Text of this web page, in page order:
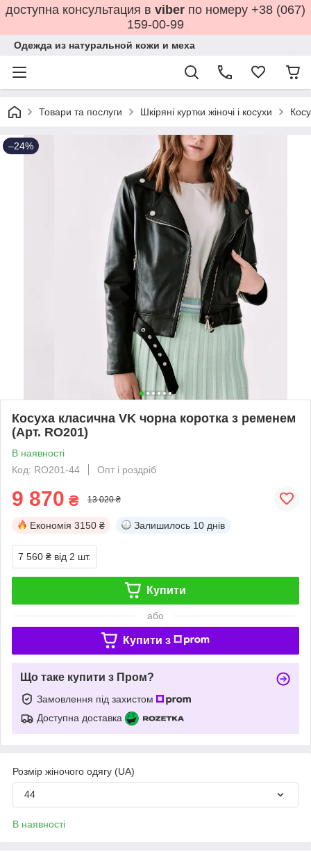
доступна консультация в viber по номеру +38 (067)
159-00-99
Одежда из натуральной кожи и меха
Товари та послуги Шкіряні куртки жіночі і косухи
–24%
Косуха класична VK чорна коротка з ременем
(Арт. RO201)
В наявності
Код: RO201-44
Опт і роздріб
9 870 ₴ 13 020 ₴
Економія 3150 ₴ Залишилось 10 днів
7 560 ₴ від 2 шт.
Купити
або
Купити з
Що таке купити з Пром?
Замовлення під захистом
Доступна доставка
Розмір жіночого одягу (UA)
44
В наявності